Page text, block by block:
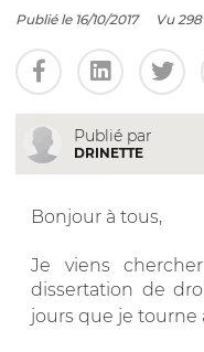
Publié le 16/10/2017 Vu
Publié par
DRINETTE
Bonjour à tous,
Je viens
dissertation de
jours que je tourne